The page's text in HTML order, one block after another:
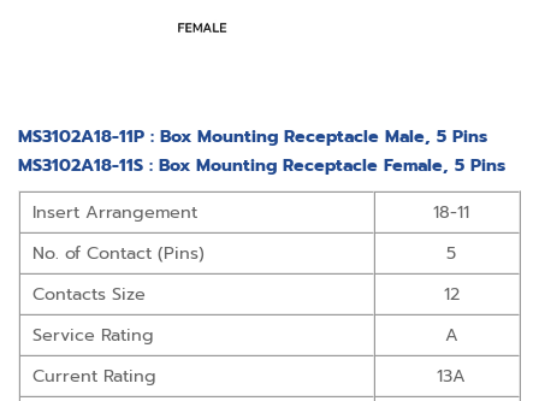
MS3102A18-11P : Box Mounting Receptacle Male, 5 Pins
MS3102A18-11S : Box Mounting Receptacle Female, 5 Pins
Insert Arrangement
18-11
No. of Contact (Pins)
5
Contacts Size
12
Service Rating
A
Current Rating
13A